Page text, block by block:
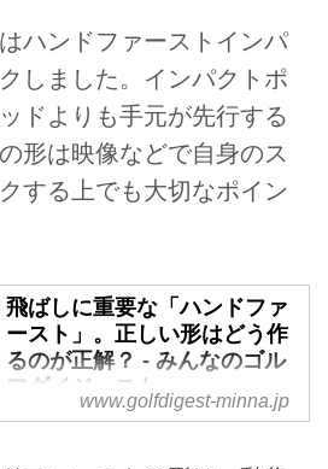
ハンドファーストインパ
しました。インパクトポ
ドよりも手元が先行する
形は映像などで自身のス
する上でも大切なポイン
飛ばしに重要な「ハンドファ
ースト」。正しい形はどう作
るのが正解？ - みんなのゴル
フダイジェスト
ボールをより遠くまで飛ばすため
www.golfdigest-minna.jp